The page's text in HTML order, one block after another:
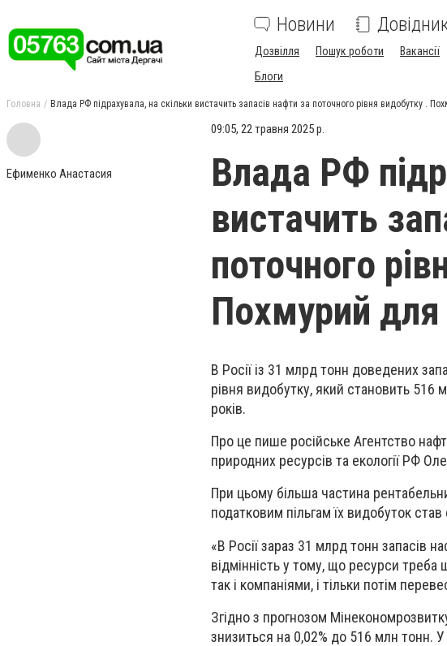
Новини
Дозвілля Пошук роботи Вакансії
Блоги
Головна Влада РФ підрахувала, на скільки вистачить запасів нафти за поточного рівня видобутку .
Ефименко Анастасия
09:05, 22 травня 2025 р.
Влада РФ
вистачить
поточного
Похмурий для
В Росії із 31 млрд тонн доведених
рівня видобутку, який становить 516
років.
Про це пише російське Агентство
природних ресурсів та екології РФ
При цьому більша частина
податковим пільгам їх видобуток
«В Росії зараз 31 млрд тонн запасів
відмінність у тому, що ресурси
так і компаніями, і тільки потім
Згідно з прогнозом
знизиться на 0,02% до 516 млн тонн.